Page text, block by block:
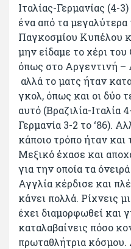
Ιταλίας-Γερμανίας (4-
ένα από τα μεγαλύτερα
Παγκοσμίου Κυπέλου
μην είδαμε το χέρι
όπως στο Αργεντινή –
αλλά το ματς ήταν
γκολ, όπως και οι δύο
αυτό (Βραζιλία-Ιταλία
Γερμανία 3-2 το ‘86).
κάποιο τρόπο ήταν
Μεξικό έχασε και
για την οποία τα
Αγγλία κέρδισε και
κάνει πολλά. Ρίχνεις
έχει διαμορφωθεί και
καταλαβαίνεις πόσο
πρωταθλήτρια